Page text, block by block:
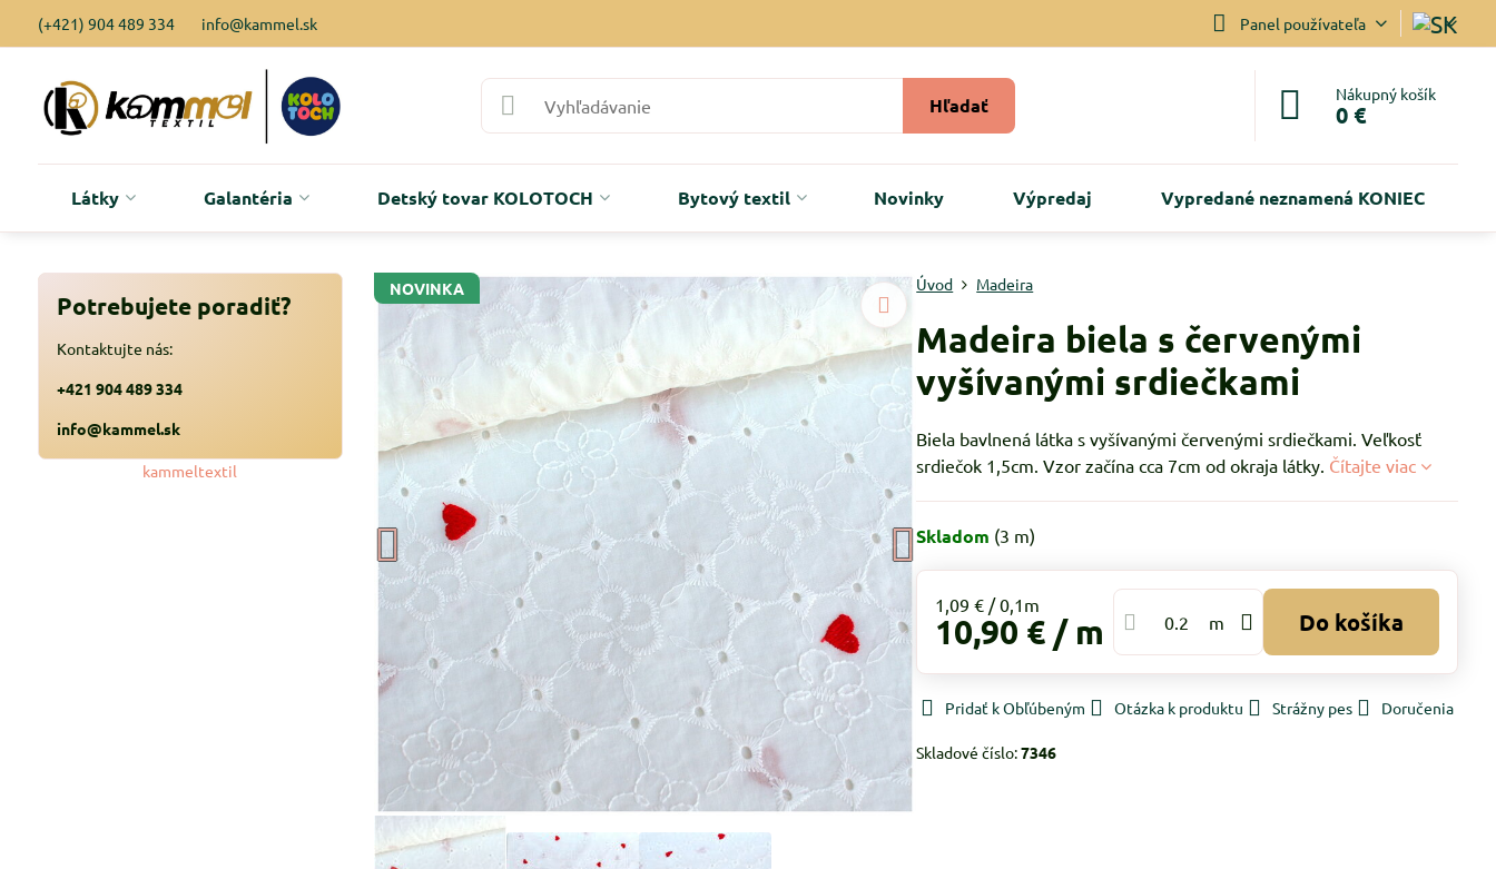
(+421) 904 489 334 info@kammel.sk Panel používateľa
Hľadať Nákupný košík
0 €
Látky Galantéria Detský tovar KOLOTOCH Bytový textil Novinky Výpredaj Vypredané neznamená KONIEC
NOVINKA Úvod Madeira
Madeira biela s červenými
vyšívanými srdiečkami
Biela bavlnená látka s vyšívanými červenými srdiečkami. Veľkosť
srdiečok 1,5cm. Vzor začína cca 7cm od okraja látky. Čítajte viac
Skladom (3 m)
1,09 €
10,90 € / m m Do košíka
Pridať k Obľúbeným Otázka k produktu Strážny pes Doručenia
Skladové číslo:7346
Potrebujete poradiť?
Kontaktujte nás:
+421 904 489 334
info@kammel.sk
kammeltextil